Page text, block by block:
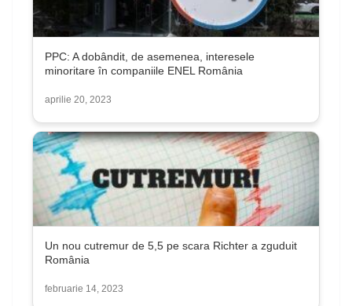
PPC: A dobândit, de asemenea, interesele
minoritare în companiile ENEL România
aprilie 20, 2023
Un nou cutremur de 5,5 pe scara Richter a zguduit
România
februarie 14, 2023